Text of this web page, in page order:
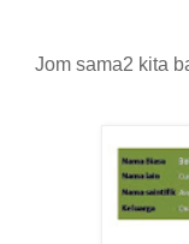
Jom sama2 kita